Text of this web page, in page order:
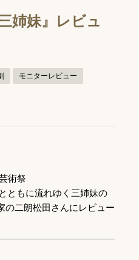
姉妹』レビュ
モニターレビュー
術祭
ともに流れゆく三姉妹の
の二朗松田さんにレビュー